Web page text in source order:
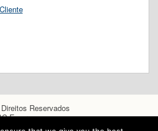
Reservados
Empregos